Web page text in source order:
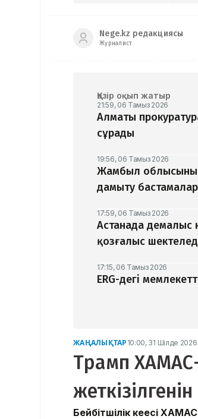
Nege.kz редакциясы
Журналист
Қазір оқып жатыр
21:59, 06 Тамыз 2026
Алматы
сұрады
19:56, 06 Тамыз 2026
Жамбыл
дамыту
17:59, 06 Тамыз 2026
Астанада демалыс
қозғалыс
17:15, 06 Тамыз 2026
ERG-дегі
ЖАҢАЛЫҚТАР 10:00, 31 Шілде 2026
Трамп ХАМАС-
Бейбітшілік кеңесі